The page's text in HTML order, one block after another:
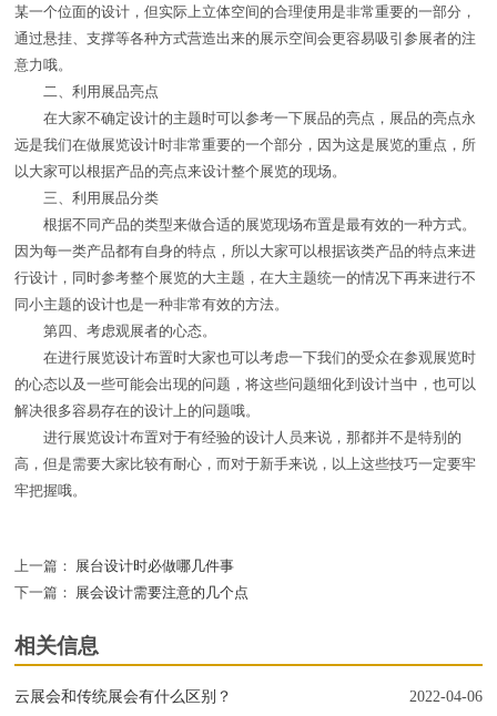
某一个位面的设计，但实际上立体空间的合理使用是非常重要的一部分，
通过悬挂、支撑等各种方式营造出来的展示空间会更容易吸引参展者的注
意力哦。
二、利用展品亮点
在大家不确定设计的主题时可以参考一下展品的亮点，展品的亮点永
远是我们在做展览设计时非常重要的一个部分，因为这是展览的重点，所
以大家可以根据产品的亮点来设计整个展览的现场。
三、利用展品分类
根据不同产品的类型来做合适的展览现场布置是最有效的一种方式。
因为每一类产品都有自身的特点，所以大家可以根据该类产品的特点来进
行设计，同时参考整个展览的大主题，在大主题统一的情况下再来进行不
同小主题的设计也是一种非常有效的方法。
第四、考虑观展者的心态。
在进行展览设计布置时大家也可以考虑一下我们的受众在参观展览时
的心态以及一些可能会出现的问题，将这些问题细化到设计当中，也可以
解决很多容易存在的设计上的问题哦。
进行展览设计布置对于有经验的设计人员来说，那都并不是特别的
高，但是需要大家比较有耐心，而对于新手来说，以上这些技巧一定要牢
牢把握哦。
上一篇：
展台设计时必做哪几件事
下一篇：
展会设计需要注意的几个点
相关信息
2022-04-06
云展会和传统展会有什么区别？